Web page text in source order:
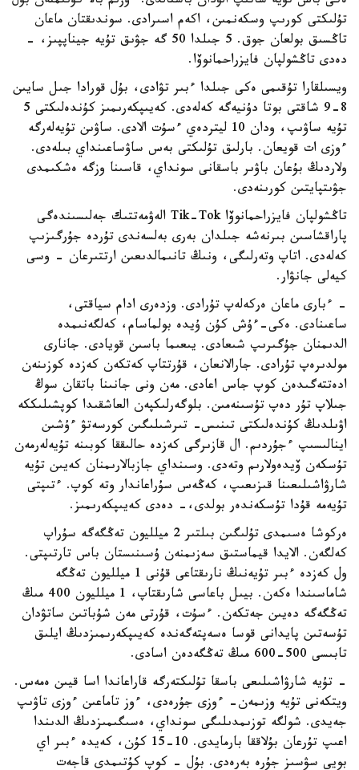
تۇلىكتى كورىپ وسكەنمىن، اكەم اسىرادى. سوندىقتان ماعان
تاڭسىق بولعان جوق. 5 جىلدا 50 گە جۋىق تۇيە جيناپپىز، -
دەدى تاڭشولپان فايزراحمانوۆا.
ويسىلقارا تۇقىمى ەكى جىلدا ءبىر تۋادى، بۇل قورادا جىل سايىن
8-9 شاقتى بوتا دۇنيەگە كەلەدى. كەيىپكەرىمىز كۇندەلىكتى 5
تۇيە ساۋىپ، ودان 10 ليتردەي ءسۇت الادى. ساۋىن تۇيەلەرگە
ءوزى ات قويعان. بارلىق تۇلىكتى بەس ساۋساعىنداي بىلەدى.
ولاردىڭ بۇعان باۋىر باسقانى سونداي، قاسىنا وزگە ەشكىمدى
جۋىتپايتىن كورىنەدى.
تاڭشولپان فايزراحمانوۆا Tik-Tok الەۋمەتتىك جەلىسىندەگى
پاراقشاسىن بىرنەشە جىلدان بەرى بەلسەندى تۇردە جۇرگىزىپ
كەلەدى. اتاپ وتەرلىگى، ونىڭ تانىمالدىعىن ارتتىرعان - وسى
كيەلى جانۋار.
- ءبارى ماعان ەركەلەپ تۇرادى. وزدەرى ادام سياقتى،
ساعىنادى. ەكى-ءۇش كۇن ۇيدە بولماسام، كەلگەنىمدە
الدىمنان جۇگىرىپ شىعادى. يىعىما باسىن قويادى. جانارى
مولدىرەپ تۇرادى. جارالانعان، قۇرتتاپ كەتكەن كەزدە كوزىنەن
ادەتتەگىدەن كوپ جاس اعادى. مەن ونى جانىنا باتقان سوڭ
جىلاپ تۇر دەپ تۇسىنەمىن. بلوگەرلىكپەن العاشقىدا كوپشىلىككە
اۋىلدىڭ كۇندەلىكتى تىنىس- تىرشىلىگىن كورسەتۋ ءۇشىن
اينالىسىپ ءجۇردىم. ال قازىرگى كەزدە حالىققا كوبىنە تۇيەلەرمەن
تۇسكەن ۆيدەولارىم وتەدى. وسىنداي جازبالارىمنان كەيىن تۇيە
شارۋاشىلىعىنا قىزىعىپ، كەڭەس سۇراعاندار وتە كوپ. ءتىپتى
تۇيەمە قۇدا تۇسكەندەر بولدى،- دەدى كەيىپكەرىمىز.
ەركوشا ەسىمدى تۇلىگىن بىلتىر 2 ميلليون تەڭگەگە سۇراپ
كەلگەن. الايدا قيماستىق سەزىمنەن ۇسىنىستان باس تارتىپتى.
ول كەزدە ءبىر تۇيەنىڭ نارىقتاعى قۇنى 1 ميلليون تەڭگە
شاماسىندا ەكەن. بيىل باعاسى شارىقتاپ، 1 ميلليون 400 مىڭ
تەڭگەگە دەيىن جەتكەن. ءسۇت، قۇرتى مەن شۇباتىن ساتۋدان
تۇسەتىن پايدانى قوسا ەسەپتەگەندە كەيىپكەرىمىزدىڭ ايلىق
تابىسى 500-600 مىڭ تەڭگەدەن اسادى.
- تۇيە شارۋاشىلىعى باسقا تۇلىكتەرگە قاراعاندا اسا قيىن ەمەس.
ويتكەنى تۇيە وزىمەن- ءوزى جۇرەدى، ءوز تاماعىن ءوزى تاۋىپ
جەيدى. شولگە توزىمدىلىگى سونداي، ەسىگىمىزدىڭ الدىندا
اعىپ تۇرعان بۇلاققا بارمايدى. 10-15 كۇن، كەيدە ءبىر اي
بويى سۋسىز جۇرە بەرەدى. بۇل - كوپ كۇتىمدى قاجەت